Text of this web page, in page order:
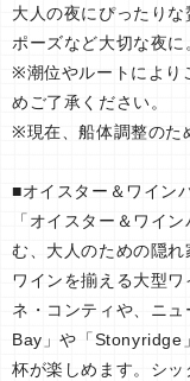
大人の夜にぴったり
ポーズなど大切な夜に
※潮位やルートにより
めご了承ください。
※現在、船体調整のた
■オイスター＆ワイン
「オイスター＆ワイ
む、大人のための隠
ワインを揃える大型
ネ・コンティや、ニ
Bay」や「Stonyridge
杯が楽しめます。シ